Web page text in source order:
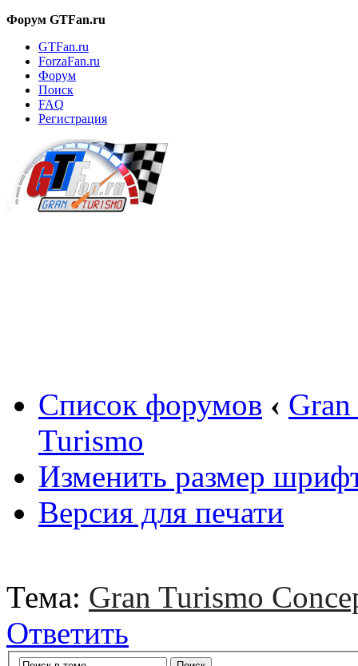
Форум GTFan.ru
GTFan.ru
ForzaFan.ru
Форум
Поиск
FAQ
Регистрация
Список форумов ‹
Turismo
Изменить размер
Версия для печати
Тема: Gran Turismo
Ответить